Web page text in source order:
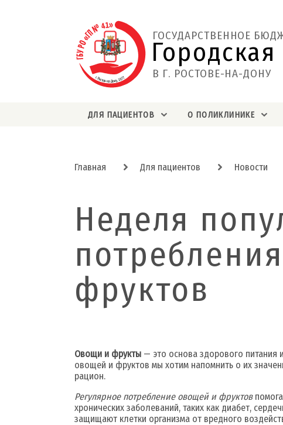
В Г. РОСТОВЕ-НА-ДОНУ
ГОСУДАРСТВЕННОЕ
ДЛЯ ПАЦИЕНТОВ О ПОЛИКЛИНИКЕ
Главная Для пациентов Новости
Неделя
фруктов
Овощи и фрукты — это основа здорового питания
овощей и фруктов мы хотим напомнить о их
рацион.
Регулярное потребление овощей и фруктов
хронических заболеваний, таких как диабет,
защищают клетки организма от вредного